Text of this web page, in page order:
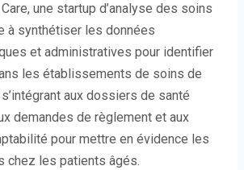
une startup d’analyse des soins
à synthétiser les données
et administratives pour identifier
les établissements de soins de
aux dossiers de santé
demandes de règlement et aux
pour mettre en évidence les
chez les patients âgés.